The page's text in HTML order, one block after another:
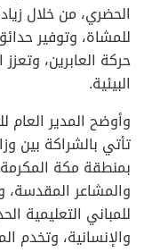
الحضري، من خلال
للمشاة، وتوفير
حركة العابرين،
البيئية.
وأوضح المدير العام
تأتي بالشراكة بين
بمنطقة مكة
والمشاعر المقدسة،
للمباني التعليمية
والإنسانية، وتخدم